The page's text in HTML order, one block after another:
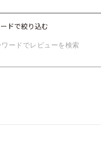
ドで絞り込む